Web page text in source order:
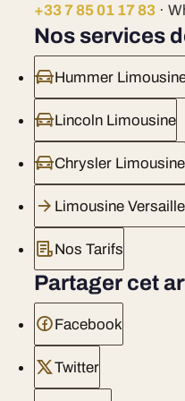
+33 7 85 01 17 83 ·
Nos services
Hummer
Lincoln Limousine
Chrysler Limousine
Limousine
Nos Tarifs
Partager cet
Facebook
Twitter